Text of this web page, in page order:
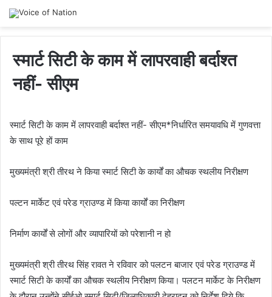
स्मार्ट सिटी के काम में लापरवाही बर्दाश्त
नहीं- सीएम
स्मार्ट सिटी के काम में लापरवाही बर्दाश्त नहीं- सीएम*निर्धारित समयावधि में गुणवत्ता
के साथ पूरे हों काम
मुख्यमंत्री श्री तीरथ ने किया स्मार्ट सिटी के कार्यों का औचक स्थलीय निरीक्षण
पल्टन मार्केट एवं परेड ग्राउण्ड में किया कार्यों का निरीक्षण
निर्माण कार्यों से लोगों और व्यापारियों को परेशानी न हो
मुख्यमंत्री श्री तीरथ सिंह रावत ने रविवार को पलटन बाजार एवं परेड ग्राउण्ड में
स्मार्ट सिटी के कार्यों का औचक स्थलीय निरीक्षण किया। पलटन मार्केट के निरीक्षण